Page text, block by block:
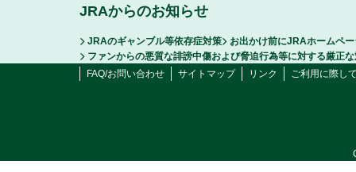
JRAからのお知らせ
JRAのギャンブル等依存症対策
お出かけ前にJRAホームペ
ファンからの悪質な誹謗中傷および脅迫行為等に対する厳正
FAQ/お問い合わせ
サイトマップ リンク ご利用に際し